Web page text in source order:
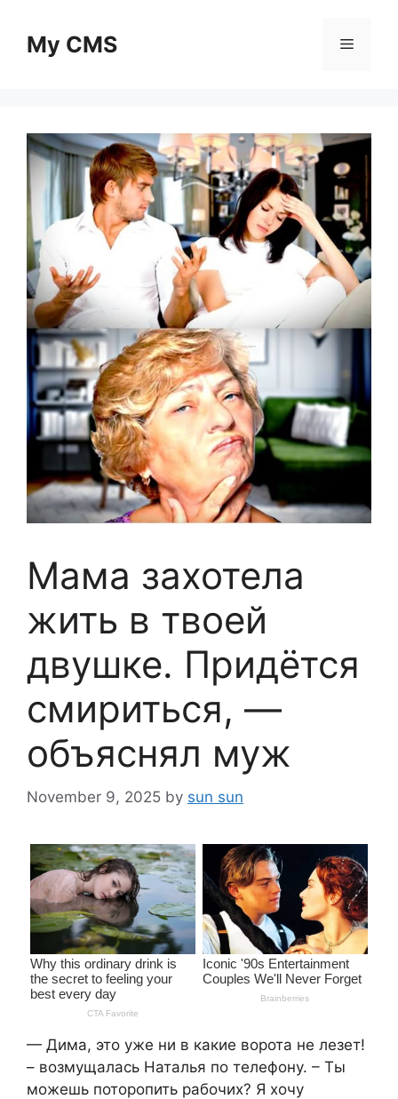
contentMy CMS Menu
Мама захотела
жить в твоей
двушке. Придётся
смириться, —
объяснял муж
November 9, 2025 by sun sun
— Дима, это уже ни в какие ворота не лезет!
– возмущалась Наталья по телефону. – Ты
можешь поторопить рабочих? Я хочу